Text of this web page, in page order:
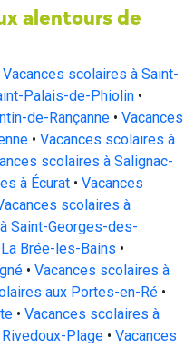
alentours de
Vacances scolaires à Saint-
Palais-de-Phiolin •
de-Rançanne • Vacances
• Vacances scolaires à
scolaires à Salignac-
à Écurat • Vacances
scolaires à
Saint-Georges-des-
Brée-les-Bains •
• Vacances scolaires à
aux Portes-en-Ré •
• Vacances scolaires à
Plage • Vacances